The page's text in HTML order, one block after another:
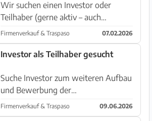
Wir suchen einen Investor oder
Teilhaber (gerne aktiv – auch
Quereinsteiger) für ein sehr gut
eingeführtes Fincahotel Projekt im
südlichen Teil der Insel. Wir selbst
Firmenverkauf & Traspaso 07.02.2026
Investor als Teilhaber gesucht
Suche Investor zum weiteren Aufbau
und Bewerbung der
Immobilienagentur 1A Homes
200.000€ werden benötigt ! 100%
Firmenverkauf & Traspaso 09.06.2026